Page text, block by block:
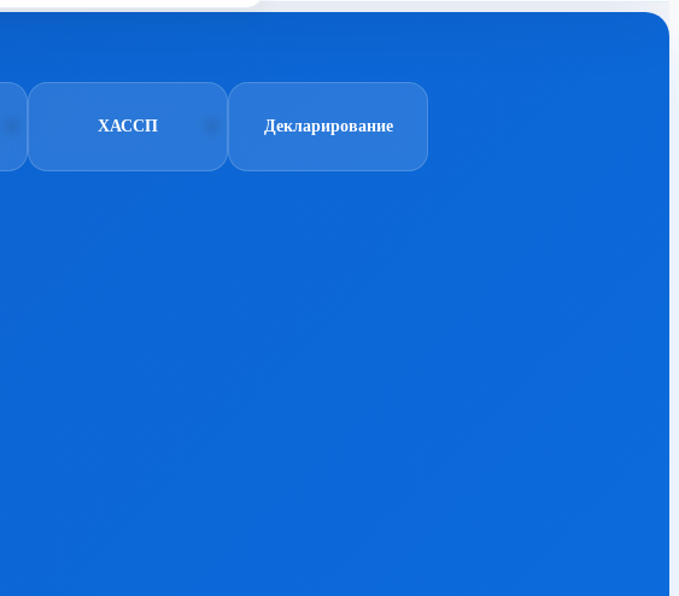
ХАССП Декларирование